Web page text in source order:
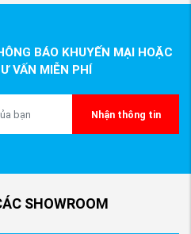
BÁO KHUYẾN MẠI HOẶC
VẤN MIỄN PHÍ
Nhận thông tin
SHOWROOM